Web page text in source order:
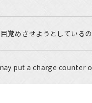
覚めさせようとしているの
put a charge counter